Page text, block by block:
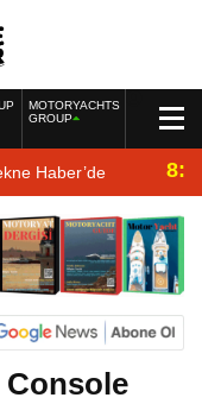
MOTORYACHTS
GROUP
Haber’de
Console